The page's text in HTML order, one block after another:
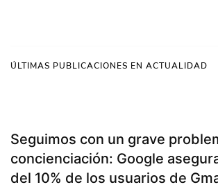
ÚLTIMAS PUBLICACIONES EN ACTUALIDAD
Seguimos con un grave
concienciación: Google
del 10% de los usuarios de